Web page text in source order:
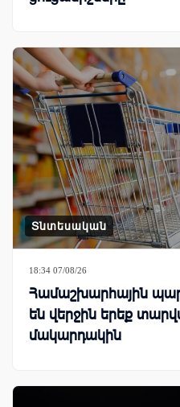
Տնտեսական
18:34 07/08/26
Համաշխարհային
են վերջին երեք
մակարդակին